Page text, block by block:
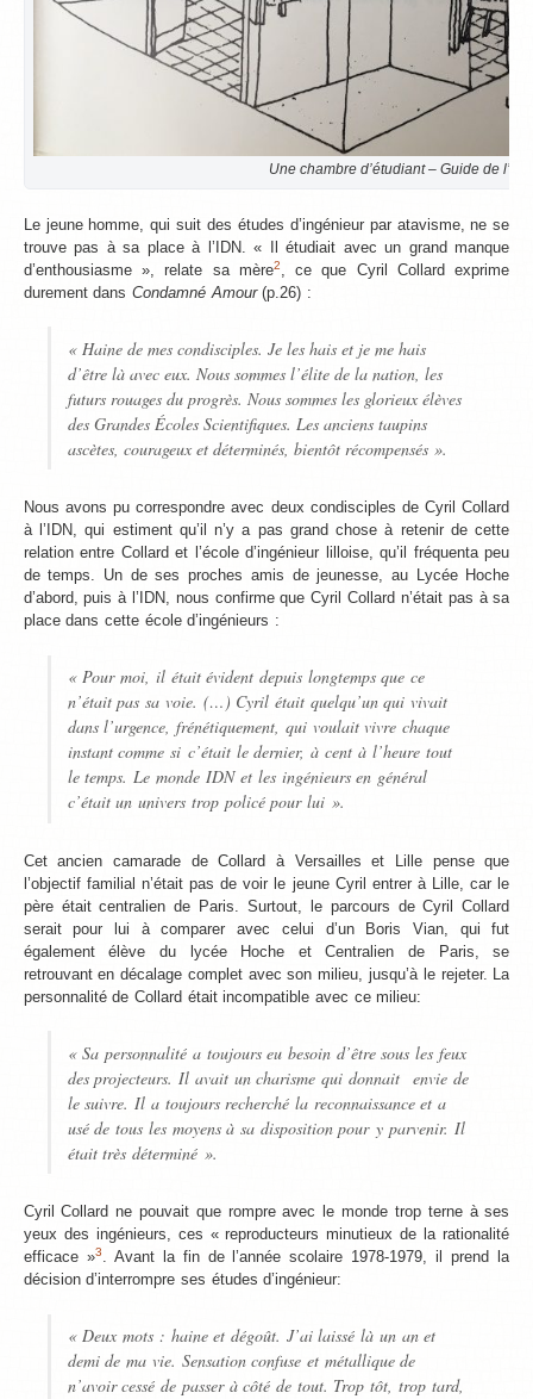
Une chambre d’étudiant – Guide de
Le jeune homme, qui suit des études d’ingénieur par atavisme, ne se
trouve pas à sa place à l’IDN. « Il étudiait avec un grand manque
d’enthousiasme », relate sa mère2
, ce que Cyril Collard exprime
durement dans Condamné Amour(p.26) :
« Haine de mes condisciples. Je les hais et je me hais
d’être là avec eux. Nous sommes l’élite de la nation, les
futurs rouages du progrès. Nous sommes les glorieux élèves
des Grandes Écoles Scientifiques. Les anciens taupins
ascètes, courageux et déterminés, bientôt récompensés ».
Nous avons pu correspondre avec deux condisciples de Cyril Collard
à l’IDN, qui estiment qu’il n’y a pas grand chose à retenir de cette
relation entre Collard et l’école d’ingénieur lilloise, qu’il fréquenta peu
de temps. Un de ses proches amis de jeunesse, au Lycée Hoche
d’abord, puis à l’IDN, nous confirme que Cyril Collard n’était pas à sa
place dans cette école d’ingénieurs :
« Pour moi, il était évident depuis longtemps que ce
n’était pas sa voie. (…) Cyril était quelqu’un qui vivait
dans l’urgence, frénétiquement, qui voulait vivre chaque
instant comme si c’était le dernier, à cent à l’heure tout
le temps. Le monde IDN et les ingénieurs en général
c’était un univers trop policé pour lui ».
Cet ancien camarade de Collard à Versailles et Lille pense que
l’objectif familial n’était pas de voir le jeune Cyril entrer à Lille, car le
père était centralien de Paris. Surtout, le parcours de Cyril Collard
serait pour lui à comparer avec celui d’un Boris Vian, qui fut
également élève du lycée Hoche et Centralien de Paris, se
retrouvant en décalage complet avec son milieu, jusqu’à le rejeter. La
personnalité de Collard était incompatible avec ce milieu:
« Sa personnalité a toujours eu besoin d’être sous les feux
des projecteurs. Il avait un charisme qui donnait envie de
le suivre. Il a toujours recherché la reconnaissance et a
usé de tous les moyens à sa disposition pour y parvenir. Il
était très déterminé ».
Cyril Collard ne pouvait que rompre avec le monde trop terne à ses
yeux des ingénieurs, ces « reproducteurs minutieux de la rationalité
efficace »3. Avant la fin de l’année scolaire 1978-1979, il prend la
décision d’interrompre ses études d’ingénieur:
« Deux mots : haine et dégoût. J’ai laissé là un an et
demi de ma vie. Sensation confuse et métallique de
n’avoir cessé de passer à côté de tout. Trop tôt, trop tard,